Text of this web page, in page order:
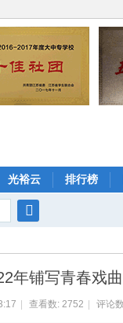
光裕云 排行榜
索
年铺写青春戏
查看数: 2752 评论